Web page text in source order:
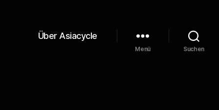
Über Asiacycle
Menü Suchen